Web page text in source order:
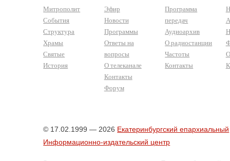
Митрополит
События
Структура
Храмы
Святые
История
Эфир
Новости
Программы
Ответы на
вопросы
О телеканале
Контакты
Форум
Программа
передач
Аудиоархив
О радиостанции
Частоты
Контакты
© 17.02.1999 — 2026 Екатеринбургский епархиальный
Информационно-издательский центр